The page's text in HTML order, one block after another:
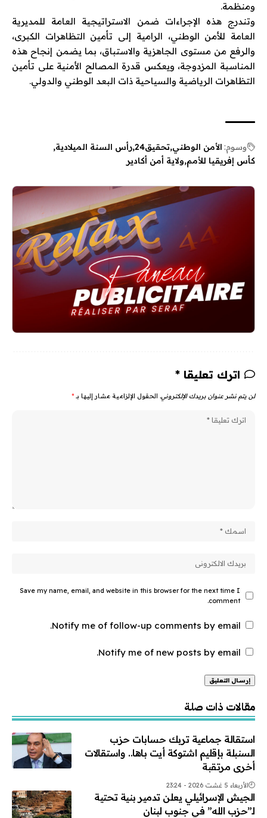
ومنظمة.
وتندرج هذه الإجراءات ضمن الاستراتيجية العامة للمديرية
العامة للأمن الوطني، الرامية إلى تأمين التظاهرات الكبرى،
والرفع من مستوى الجاهزية والاستباق، بما يضمن إنجاح هذه
المناسبة المزدوجة، ويعكس قدرة المصالح الأمنية على تأمين
التظاهرات الرياضية والسياحية ذات البعد الوطني والدولي.
وسوم: الأمن الوطني تحقيق24
رأس السنة الميلادية
كأس إفريقيا للأمم ولاية أمن أكادير
اترك تعليقا *
لن يتم نشر عنوان بريدك الإلكتروني. الحقول الإلزامية مشار إليها بـ *
Save my name, email, and website in this browser for the next time I
comment.
Notify me of follow-up comments by email.
Notify me of new posts by email.
مقالات ذات صلة
استقالة جماعية تربك حسابات حزب
السنبلة بإقليم اشتوكة أيت باها.. واستقالات
أخرى مرتقبة
الأربعاء 5 غشت 2026 - 23:24
الجيش الإسرائيلي يعلن تدمير بنية تحتية
لـ”حزب الله” في جنوب لبنان